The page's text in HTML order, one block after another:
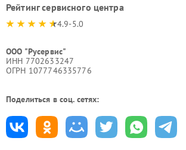
Рейтинг сервисного центра
4.9-5.0
ООО "Русервис"
ИНН 7702633247
ОГРН 1077746335776
Поделиться в соц. сетях: